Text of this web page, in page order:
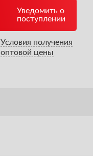
Уведомить о
поступлении
Условия получения
оптовой цены